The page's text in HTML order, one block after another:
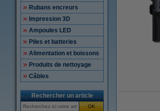
Rubans encreurs
Impression 3D
Ampoules LED
Piles et batteries
Alimentation et boissons
Produits de nettoyage
Câbles
Rechercher un article
OK